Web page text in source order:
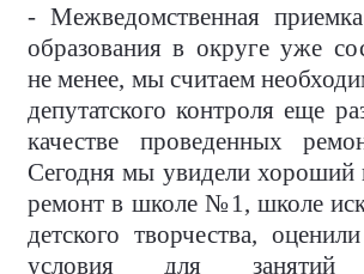
- Межведомственная
образования в округе уже
не менее, мы считаем
депутатского контроля еще
качестве проведенных
Сегодня мы увидели хороший
ремонт в школе №1, школе
детского творчества,
условия для занятий